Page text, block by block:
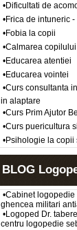
•Dificultati de
•Frica de intuneric
•Fobia la copii
•Calmarea
•Educarea atentiei
•Educarea vointei
•Curs consultanta
in alaptare
•Curs Prim Ajutor
•Curs puericultura
•Psihologie la
BLOG
•Cabinet
ghencea militari
•Logoped Dr.
centru logopedie